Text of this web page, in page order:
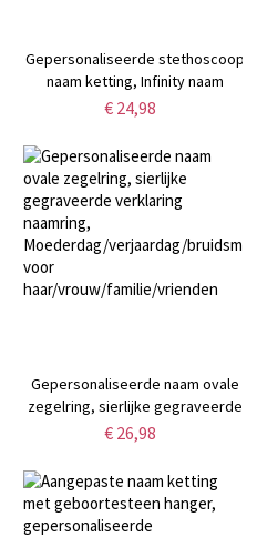
Gepersonaliseerde stethoscoop
naam ketting, Infinity naam
ketting, aangepaste arts
verpleegkundige waardering
geschenken, medische student
graduatiegift
€ 24,98
Gepersonaliseerde naam ovale
zegelring, sierlijke gegraveerde
verklaring naamring,
haar/vrouw/familie/vrienden
€ 26,98